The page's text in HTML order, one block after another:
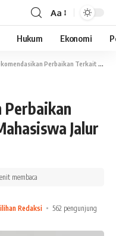
Aa
Hukum Ekonomi
Perbaikan Terkait Penerimaan Mahasiswa Jalur Mandiri
Perbaikan
Jalur
Redaksi 562 pengunjung
membaca